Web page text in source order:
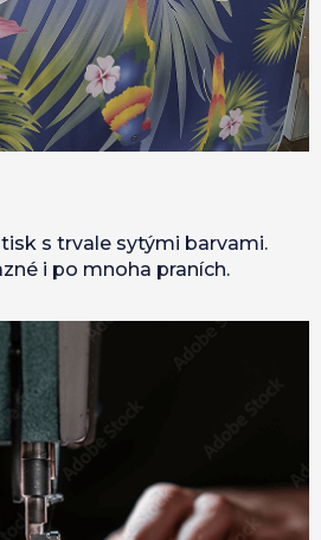
s trvale sytými barvami.
i po mnoha praních.